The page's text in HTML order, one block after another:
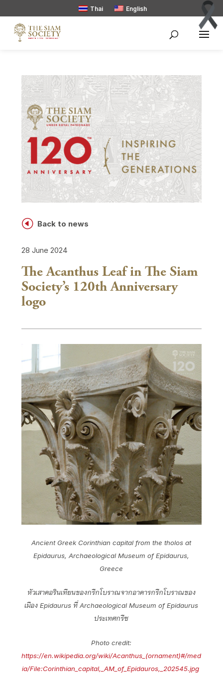
Thai English
H Back to news
28 June 2024
The Acanthus Leaf in The Siam
Society’s 120th Anniversary
logo
Ancient Greek Corinthian capital from the tholos at
Epidaurus, Archaeological Museum of Epidaurus,
Greece
หัวเสาคอรินเทียนของกรีกโบราณจากอาคารกรีกโบราณของ
เมือง Epidaurus ที่ Archaeological Museum of Epidaurus
ประเทศกรีซ
Photo credit:
https://en.wikipedia.org/wiki/Acanthus_(ornament)#/med
ia/File:Corinthian_capital,_AM_of_Epidauros,_202545.jpg